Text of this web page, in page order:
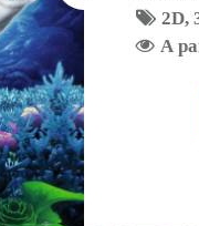
2D
A